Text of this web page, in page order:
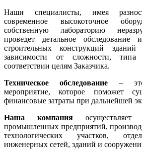
Наши специалисты, имея
современное высокоточное
собственную лабораторию
проведет детальное
строительных конструкций
зависимости от сложности,
соответствии целям Заказчика.
Техническое обследование – это
мероприятие, которое поможет
финансовые затраты при дальнейшей
Наша компания осуществляет
промышленных предприятий,
технологических участков,
инженерных сетей, зданий и